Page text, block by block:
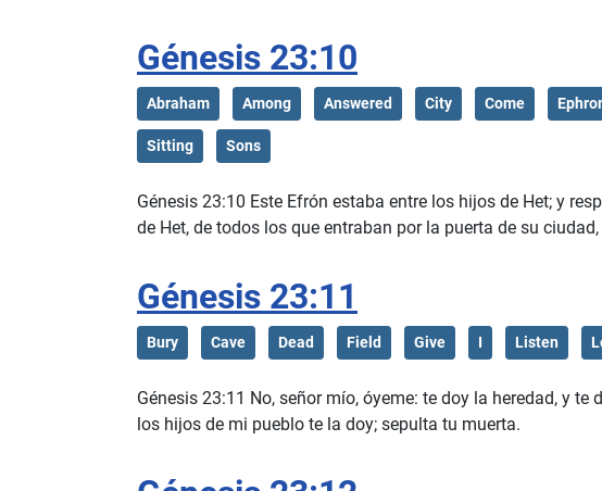
Génesis 23:10
Abraham Among Answered City Come
Sitting Sons
Génesis 23:10 Este Efrón estaba entre los hijos de Het; y
de Het, de todos los que entraban por la puerta de su
Génesis 23:11
Bury Cave Dead Field Give I Listen
Génesis 23:11 No, señor mío, óyeme: te doy la heredad, y
los hijos de mi pueblo te la doy; sepulta tu muerta.